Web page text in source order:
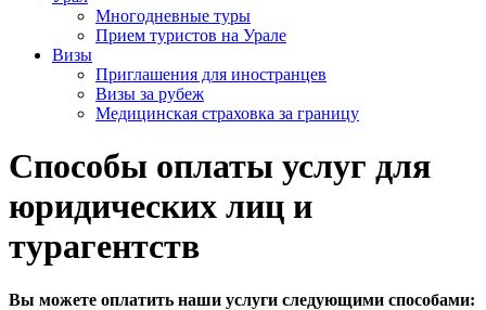
Многодневные туры
Прием туристов на Урале
Визы
Приглашения для иностранцев
Визы за рубеж
Медицинская страховка за границу
Способы оплаты услуг для
юридических лиц и
турагентств
Вы можете оплатить наши услуги следующими способами: